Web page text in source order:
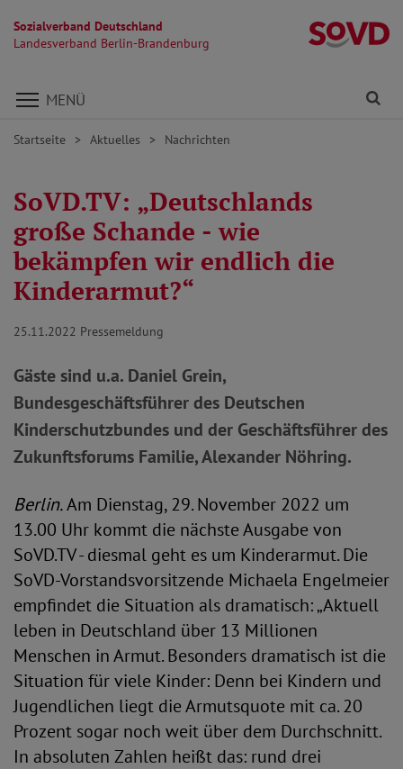
Sozialverband Deutschland
Landesverband Berlin-Brandenburg
Direkt zu den Inhalten springen
MENÜ
Startseite Aktuelles Nachrichten
SoVD.TV: „Deutschlands
große Schande - wie
bekämpfen wir endlich die
Kinderarmut?“
25.11.2022 Pressemeldung
Gäste sind u.a. Daniel Grein,
Bundesgeschäftsführer des Deutschen
Kinderschutzbundes und der Geschäftsführer des
Zukunftsforums Familie, Alexander Nöhring.
Berlin.Am Dienstag, 29. November 2022 um
13.00 Uhr kommt die nächste Ausgabe von
SoVD.TV - diesmal geht es um Kinderarmut. Die
SoVD-Vorstandsvorsitzende Michaela Engelmeier
empfindet die Situation als dramatisch: „Aktuell
leben in Deutschland über 13 Millionen
Menschen in Armut. Besonders dramatisch ist die
Situation für viele Kinder: Denn bei Kindern und
Jugendlichen liegt die Armutsquote mit ca. 20
Prozent sogar noch weit über dem Durchschnitt.
In absoluten Zahlen heißt das: rund drei